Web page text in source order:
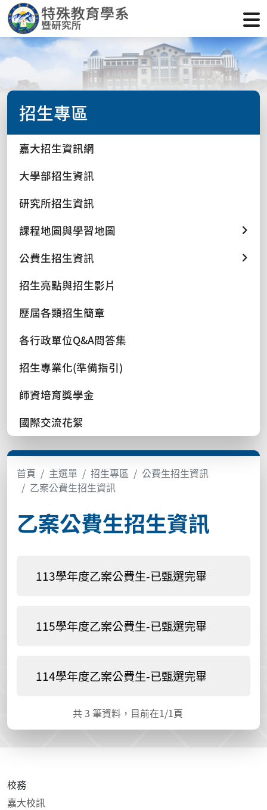
招生專區
嘉大招生資訊網
大學部招生資訊
研究所招生資訊
課程地圖與學習地圖
公費生招生資訊
招生亮點與招生影片
歷屆各類招生簡章
各行政單位Q&A問答集
招生專業化(準備指引)
師資培育獎學金
國際交流花絮
首頁 主選單 招生專區
公費生招生資訊
乙案公費生招生資訊
乙案公費生招生資訊
113學年度乙案公費生-已甄選完畢
115學年度乙案公費生-已甄選完畢
114學年度乙案公費生-已甄選完畢
共3 筆資料，目前在1/1頁
校務
嘉大校訊